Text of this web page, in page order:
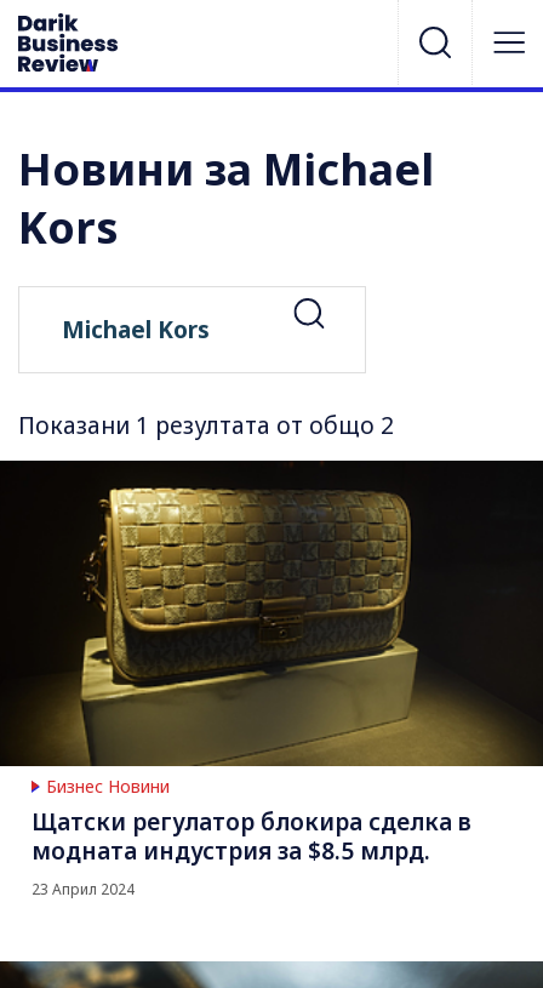
Новини за Michael
Kors
Показани 1 резултата от общо 2
Бизнес Новини
Щатски регулатор блокира сделка в
модната индустрия за $8.5 млрд.
23 Април 2024